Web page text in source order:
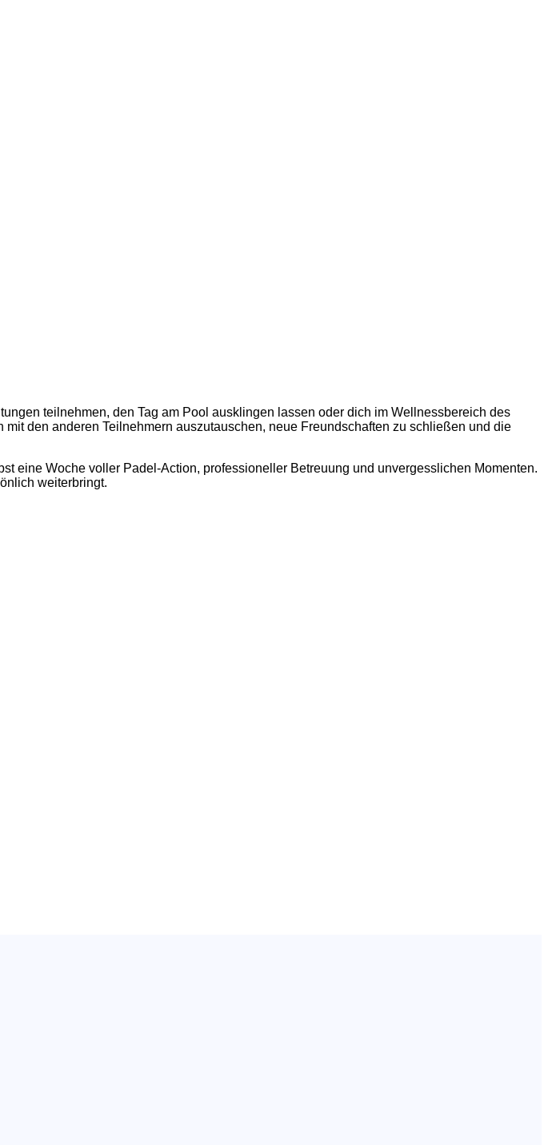
teilnehmen, den Tag am Pool ausklingen lassen oder dich im Wellnessbereich des
den anderen Teilnehmern auszutauschen, neue Freundschaften zu schließen und die
eine Woche voller Padel-Action, professioneller Betreuung und unvergesslichen Momenten.
weiterbringt.